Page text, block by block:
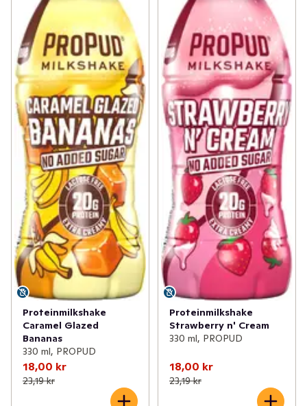
Proteinmilkshake
Caramel Glazed
Bananas
330 ml, PROPUD
18,00 kr
23,19 kr
Proteinmilkshake
Strawberry n' Cream
330 ml, PROPUD
18,00 kr
23,19 kr